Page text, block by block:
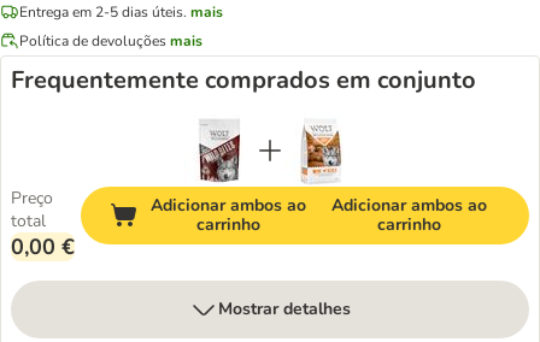
Entrega em 2-5 dias úteis. mais
Política de devoluçõesmais
Frequentemente comprados em conjunto
Preço
total
0,00 €
Adicionar ambos ao
carrinho
Adicionar ambos ao
carrinho
Mostrar detalhes